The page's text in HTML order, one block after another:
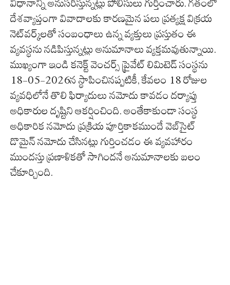
విధానాన్ని అనుసరిస్తున్నట్లు పోలీసులు గుర్తించారు. గతంలో
దేశవ్యాప్తంగా వివాదాలకు కారణమైన పలు ప్రత్యక్ష విక్రయ
నెట్‌వర్క్‌లతో సంబంధాలు ఉన్న వ్యక్తులు ప్రస్తుతం ఈ
వ్యవస్థను నడిపిస్తున్నట్లు అనుమానాలు వ్యక్తమవుతున్నాయి.
ముఖ్యంగా ఇండి కనెక్ట్ వెంచర్స్ ప్రైవేట్ లిమిటెడ్ సంస్థను
18-05-2026న స్థాపించినప్పటికీ, కేవలం 18 రోజుల
వ్యవధిలోనే తొలి ఫిర్యాదులు నమోదు కావడం దర్యాప్తు
అధికారుల దృష్టిని ఆకర్షించింది. అంతేకాకుండా సంస్థ
అధికారిక నమోదు ప్రక్రియ పూర్తికాకముందే వెబ్‌సైట్
డొమైన్ నమోదు చేసినట్లు గుర్తించడం ఈ వ్యవహారం
ముందస్తు ప్రణాళికతో సాగిందనే అనుమానాలకు బలం
చేకూర్చింది.